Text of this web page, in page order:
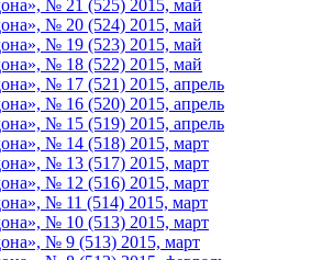
№ 21 (525) 2015, май
№ 20 (524) 2015, май
№ 19 (523) 2015, май
№ 18 (522) 2015, май
№ 17 (521) 2015, апрель
№ 16 (520) 2015, апрель
№ 15 (519) 2015, апрель
№ 14 (518) 2015, март
№ 13 (517) 2015, март
№ 12 (516) 2015, март
№ 11 (514) 2015, март
№ 10 (513) 2015, март
№ 9 (513) 2015, март